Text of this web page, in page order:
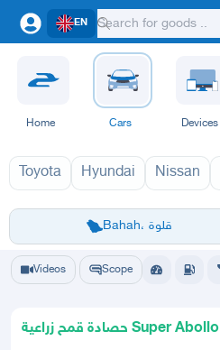
EN
Home Cars Devices
Toyota Hyundai Nissan
Bahah، قلوة
Riyadh Eastern Region
Videos Scope
حصادة قمح زراعية Super Abollo